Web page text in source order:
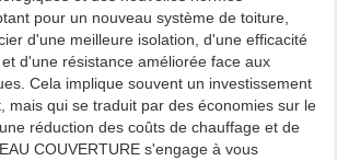
pour un nouveau système de toiture,
d'une meilleure isolation, d'une efficacité
d'une résistance améliorée face aux
Cela implique souvent un investissement
mais qui se traduit par des économies sur le
réduction des coûts de chauffage et de
COUVERTURE s'engage à vous